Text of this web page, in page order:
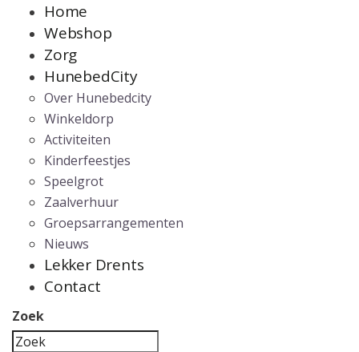
Home
Webshop
Zorg
HunebedCity
Over Hunebedcity
Winkeldorp
Activiteiten
Kinderfeestjes
Speelgrot
Zaalverhuur
Groepsarrangementen
Nieuws
Lekker Drents
Contact
Zoek